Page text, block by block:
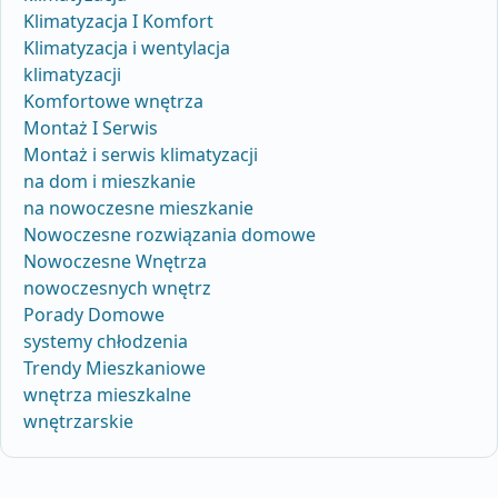
Klimatyzacja I Komfort
Klimatyzacja i wentylacja
klimatyzacji
Komfortowe wnętrza
Montaż I Serwis
Montaż i serwis klimatyzacji
na dom i mieszkanie
na nowoczesne mieszkanie
Nowoczesne rozwiązania domowe
Nowoczesne Wnętrza
nowoczesnych wnętrz
Porady Domowe
systemy chłodzenia
Trendy Mieszkaniowe
wnętrza mieszkalne
wnętrzarskie